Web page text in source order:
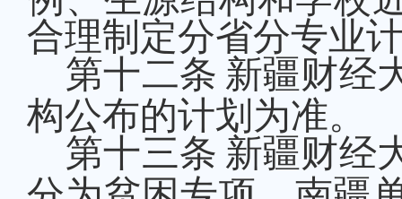
合理制定分省分专业
第十二条 新疆财经
构公布的计划 为准。
第十三条 新疆财经